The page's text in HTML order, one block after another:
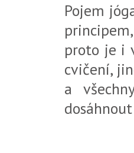
Pojem
proto je i
cvičení,
a